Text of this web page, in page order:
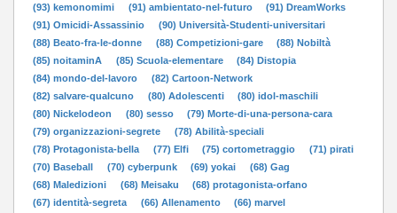
(93) kemonomimi
(91) ambientato-nel-futuro
(91) DreamWorks
(91) Omicidi-Assassinio
(90) Università-Studenti-universitari
(88) Beato-fra-le-donne
(88) Competizioni-gare
(88) Nobiltà
(85) noitaminA
(85) Scuola-elementare
(84) Distopia
(84) mondo-del-lavoro
(82) Cartoon-Network
(82) salvare-qualcuno
(80) Adolescenti
(80) idol-maschili
(80) Nickelodeon
(80) sesso
(79) Morte-di-una-persona-cara
(79) organizzazioni-segrete
(78) Abilità-speciali
(78) Protagonista-bella
(77) Elfi (75) cortometraggio
(71) pirati
(70) Baseball
(70) cyberpunk (69) yokai
(68) Gag
(68) Maledizioni
(68) Meisaku
(68) protagonista-orfano
(67) identità-segreta
(66) Allenamento
(66) marvel